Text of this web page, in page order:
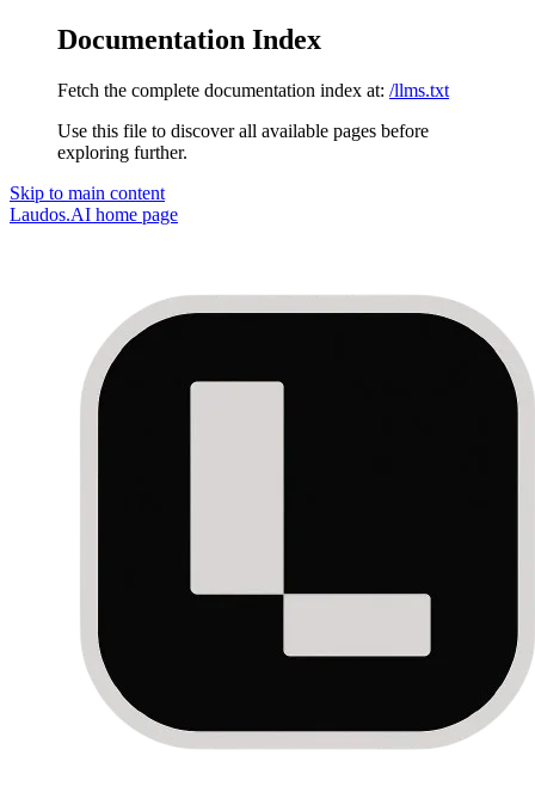
Documentation Index
Fetch the complete documentation index at: /llms.txt
Use this file to discover all available pages before
exploring further.
Skip to main content
Laudos.AI home page